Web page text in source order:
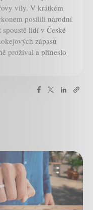
vily. V krátkém
posílili národní
lidí v České
zápasů
prožíval a přineslo